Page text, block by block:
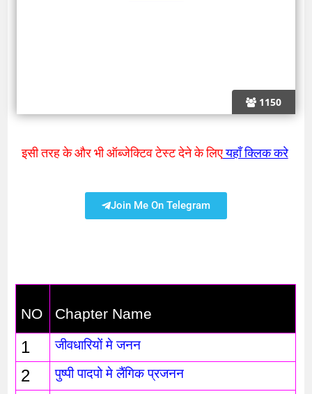
1150
इसी तरह के और भी ऑब्जेक्टिव टेस्ट देने के लिएयहाँ क्लिक करे
Join Me On Telegram
NO Chapter Name
1 जीवधारियों मे जनन
2 पुष्पी पादपो मे लैंगिक प्रजनन